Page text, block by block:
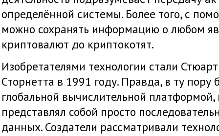
определённой системы. Более того, с
можно сохранять информацию о любом
криптовалют до криптокотят.
Изобретателями технологии стали
Сторнетта в 1991 году. Правда, в ту пору
глобальной вычислительной
представлял собой просто
данных. Создатели рассматривали